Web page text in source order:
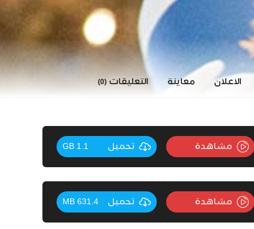
الاعلان معاينة التعليقات (0)
مشاهدة تحميل 1.1 GB
مشاهدة تحميل 631.4 MB